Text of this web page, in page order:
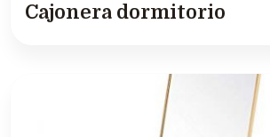
Cajonera dormitorio